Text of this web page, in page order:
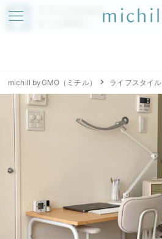
アプリでmichillが
michill byGMO（ミチル） ライフスタイル